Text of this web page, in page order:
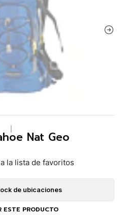
Nat Geo
la lista de favoritos
de ubicaciones
ESTE PRODUCTO